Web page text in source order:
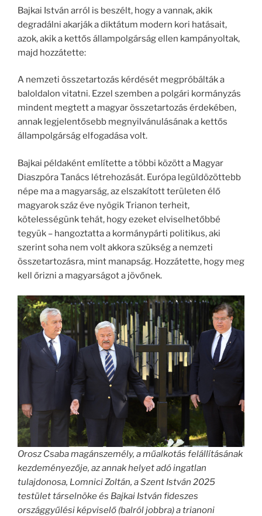
Bajkai István arról is beszélt, hogy a vannak, akik
degradálni akarják a diktátum modern kori hatásait,
azok, akik a kettős állampolgárság ellen kampányoltak,
majd hozzátette:
A nemzeti összetartozás kérdését megpróbálták a
baloldalon vitatni. Ezzel szemben a polgári kormányzás
mindent megtett a magyar összetartozás érdekében,
annak legjelentősebb megnyilvánulásának a kettős
állampolgárság elfogadása volt.
Bajkai példaként említette a többi között a Magyar
Diaszpóra Tanács létrehozását. Európa legüldözöttebb
népe ma a magyarság, az elszakított területen élő
magyarok száz éve nyögik Trianon terheit,
kötelességünk tehát, hogy ezeket elviselhetőbbé
tegyük – hangoztatta a kormánypárti politikus, aki
szerint soha nem volt akkora szükség a nemzeti
összetartozásra, mint manapság. Hozzátette, hogy meg
kell őrizni a magyarságot a jövőnek.
Orosz Csaba magánszemély, a műalkotás felállításának
kezdeményezője, az annak helyet adó ingatlan
tulajdonosa, Lomnici Zoltán, a Szent István 2025
testület társelnöke és Bajkai István fideszes
országgyűlési képviselő (balról jobbra) a trianoni